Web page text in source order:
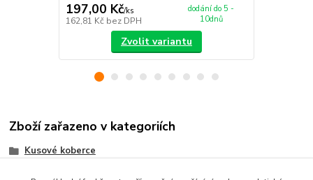
197,00 Kč/ks
162,81 Kč bez DPH
dodání do 5 -
10dnů
Zvolit variantu
Zboží zařazeno v kategoriích
Kusové koberce